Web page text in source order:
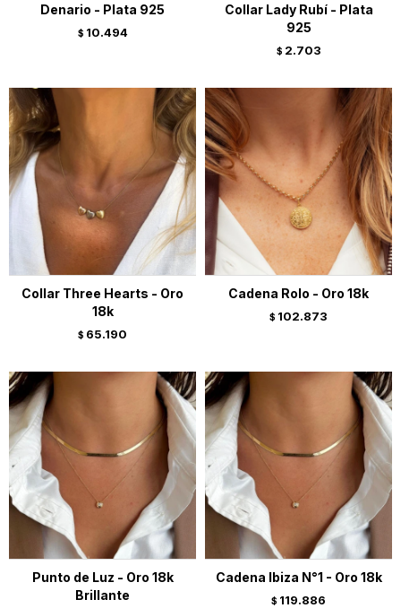
Denario - Plata 925
$ 10.494
Collar Lady Rubí - Plata
925
$ 2.703
Collar Three Hearts - Oro
18k
$ 65.190
Cadena Rolo - Oro 18k
$ 102.873
Punto de Luz - Oro 18k
Brillante
Cadena Ibiza N°1 - Oro 18k
$ 119.886